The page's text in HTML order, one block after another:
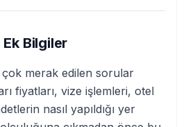
Bilgiler
merak edilen sorular
fiyatları, vize işlemleri, otel
nasıl yapıldığı yer